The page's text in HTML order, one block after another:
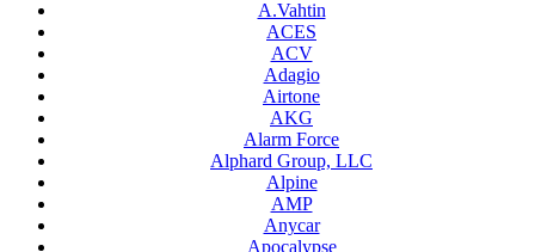
A.Vahtin
ACES
ACV
Adagio
Airtone
AKG
Alarm Force
Alphard Group, LLC
Alpine
AMP
Anycar
Apocalypse